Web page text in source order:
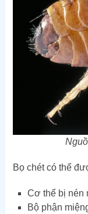
Bọ chét có thể
Cơ thể bị nén
Bộ phận